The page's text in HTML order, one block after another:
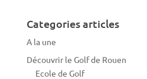
Categories articles
A la une
Découvrir le Golf de Rouen
Ecole de Golf